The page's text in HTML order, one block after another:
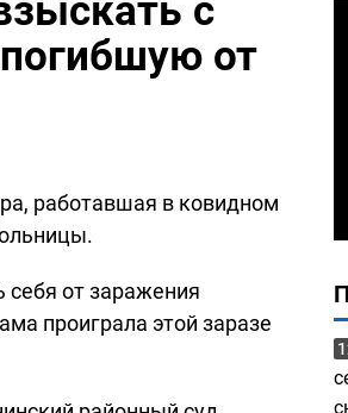
с
от
работавшая в ковидном
себя от заражения
проиграла этой заразе